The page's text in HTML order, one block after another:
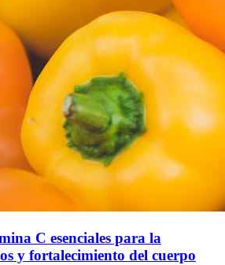
C esenciales para la
y fortalecimiento del cuerpo